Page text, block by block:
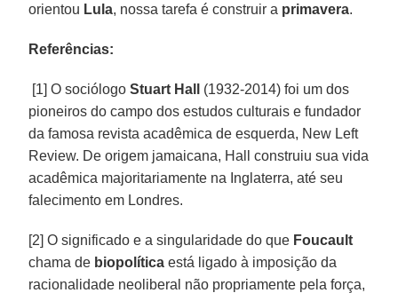
orientou Lula, nossa tarefa é construir a primavera.
Referências:
[1] O sociólogoStuart Hall
(1932-2014) foi um dos
pioneiros do campo dos estudos culturais e fundador
da famosa revista acadêmica de esquerda, New Left
Review. De origem jamaicana, Hall construiu sua vida
acadêmica majoritariamente na Inglaterra, até seu
falecimento em Londres.
[2] O significado e a singularidade do que Foucault
chama de biopolítica está ligado à imposição da
racionalidade neoliberal não propriamente pela força,